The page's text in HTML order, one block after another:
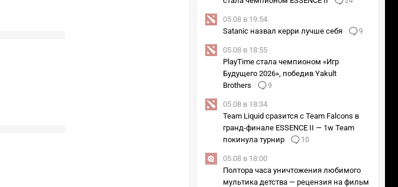
05.08 в 19:54
Satanic назвал керри лучше себя
9
05.08 в 18:55
PlayTime стала чемпионом «Игр
Будущего 2026», победив Yakult
Brothers
9
05.08 в 18:34
Team Liquid сразится с Team Falcons в
гранд-финале ESSENCE II — 1w Team
покинула турнир
10
05.08 в 18:00
Полтора часа уничтожения любимого
мультика детства — рецензия на фильм